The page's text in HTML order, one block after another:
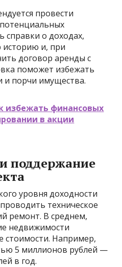
провести
справки о доходах,
историю и, при
договор аренды с
поможет избежать
и порчи имущества.
избежать финансовых
в акции
поддержание
уровня доходности
техническое
ремонт. В среднем,
недвижимости
стоимости. Например,
5 миллионов рублей —
в год.